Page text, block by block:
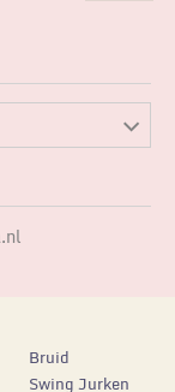
Bruid
Swing Jurken